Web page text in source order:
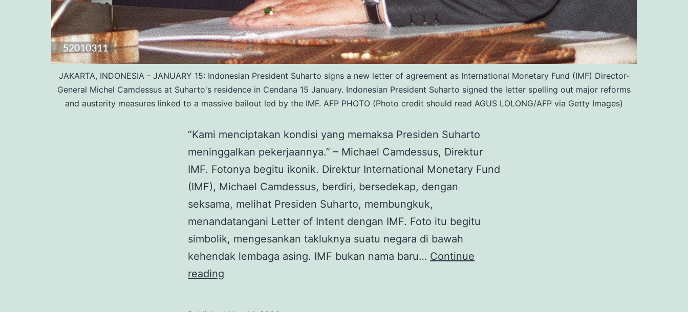
JAKARTA, INDONESIA - JANUARY 15: Indonesian President Suharto signs a new letter of agreement as International Monetary Fund (IMF) Director-
General Michel Camdessus at Suharto's residence in Cendana 15 January. Indonesian President Suharto signed the letter spelling out major reforms
and austerity measures linked to a massive bailout led by the IMF. AFP PHOTO (Photo credit should read AGUS LOLONG/AFP via Getty Images)
“Kami menciptakan kondisi yang memaksa Presiden Suharto
meninggalkan pekerjaannya.” – Michael Camdessus, Direktur
IMF. Fotonya begitu ikonik. Direktur International Monetary Fund
(IMF), Michael Camdessus, berdiri, bersedekap, dengan
seksama, melihat Presiden Suharto, membungkuk,
menandatangani Letter of Intent dengan IMF. Foto itu begitu
simbolik, mengesankan takluknya suatu negara di bawah
kehendak lembaga asing. IMF bukan nama baru… Continue
reading